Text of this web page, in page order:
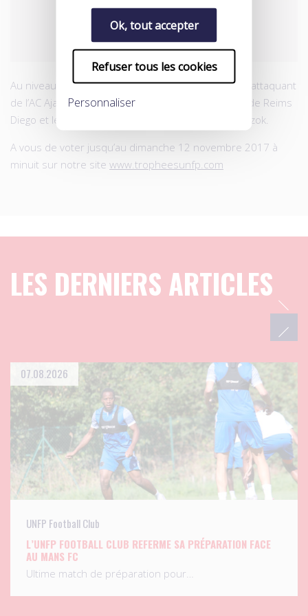
Ok, tout accepter
Refuser tous les cookies
Personnaliser
Au niveau inférieur, le duel s’annonce serré entre l’attaquant
de l’AC Ajaccio Riad Nouri, l’ailier brésilien du Stade de Reims
Diego et le le buteur du Nîmes Olympique Umut Bozok.
A vous de voter jusqu’au dimanche 12 novembre 2017 à
minuit sur notre site www.tropheesunfp.com
LES DERNIERS ARTICLES
07.08.2026
UNFP Football Club
L’UNFP FOOTBALL CLUB REFERME SA PRÉPARATION FACE
AU MANS FC
Ultime match de préparation pour…